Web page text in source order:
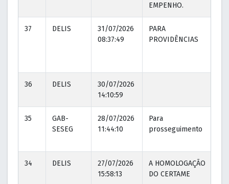
EMPENHO.
37 DELIS
31/07/2026
08:37:49
PARA
PROVIDÊNCIAS
36 DELIS
30/07/2026
14:10:59
35
GAB-
SESEG
28/07/2026
11:44:10
Para
prosseguimento
34 DELIS
27/07/2026
15:58:13
A HOMOLOGAÇÃO
DO CERTAME